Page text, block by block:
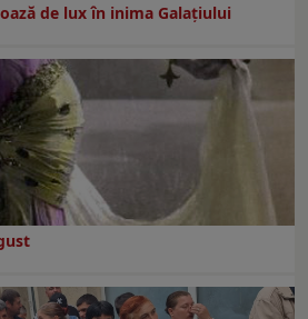
de lux în inima Galațiului